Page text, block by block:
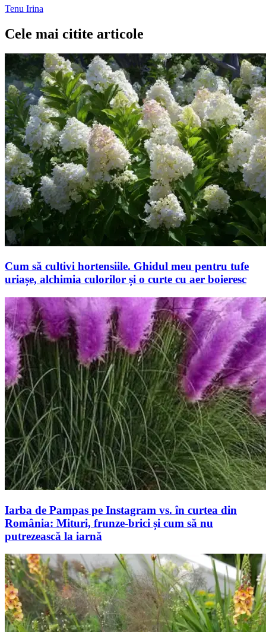
Tenu Irina
Cele mai citite articole
Cum să cultivi hortensiile. Ghidul meu pentru tufe
uriașe, alchimia culorilor și o curte cu aer boieresc
Iarba de Pampas pe Instagram vs. în curtea din
România: Mituri, frunze-brici și cum să nu
putrezească la iarnă